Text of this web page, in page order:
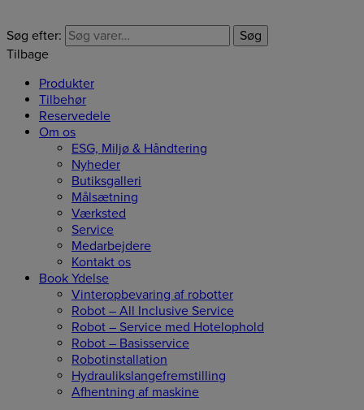
Søg efter:
Søg
Tilbage
Produkter
Tilbehør
Reservedele
Om os
ESG, Miljø & Håndtering
Nyheder
Butiksgalleri
Målsætning
Værksted
Service
Medarbejdere
Kontakt os
Book Ydelse
Vinteropbevaring af robotter
Robot – All Inclusive Service
Robot – Service med Hotelophold
Robot – Basisservice
Robotinstallation
Hydraulikslangefremstilling
Afhentning af maskine